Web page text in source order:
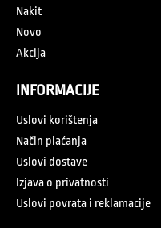
Nakit
Novo
Akcija
INFORMACIJE
Uslovi korištenja
Način plaćanja
Uslovi dostave
Izjava o privatnosti
Uslovi povrata i reklamacije